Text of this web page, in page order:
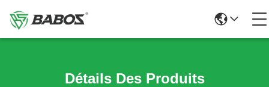
Détails Des Produits